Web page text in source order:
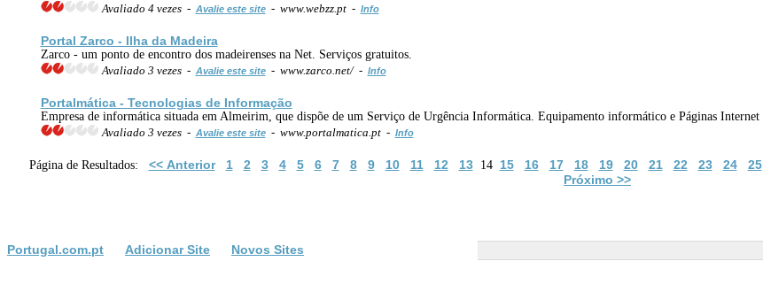
Avaliado 4 vezes - Avalie este site- www.webzz.pt - Info
Portal Zarco - Ilha da Madeira
Zarco - um ponto de encontro dos madeirenses na Net. Serviços gratuitos.
Avaliado 3 vezes - Avalie este site- www.zarco.net/ - Info
Portalmática - Tecnologias de Informação
Empresa de informática situada em Almeirim, que dispõe de um Serviço de Urgência Informática. Equipamento informático e Páginas Internet
Avaliado 3 vezes - Avalie este site- www.portalmatica.pt - Info
Página de Resultados: << Anterior 1 2 3 4 5 6 7 8 9 10 11 12 1314 15 16 17 18 19 20 21 22 23 24 25
Próximo >>
Portugal.com.pt Adicionar Site Novos Sites